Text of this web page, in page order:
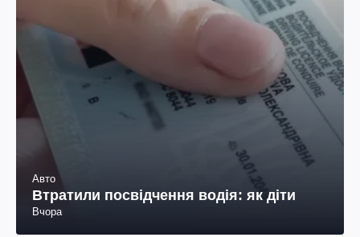
Авто
Втратили посвідчення водія: як діти
Вчора